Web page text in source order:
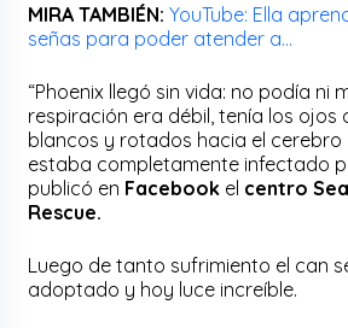
MIRA TAMBIÉN: YouTube: Ella
señas para poder atender a…
“Phoenix llegó sin vida: no podía ni
respiración era débil, tenía los ojos
blancos y rotados hacia el cerebro
estaba completamente infectado
publicó en Facebook el centro
Rescue.
Luego de tanto sufrimiento el can
adoptado y hoy luce increíble.